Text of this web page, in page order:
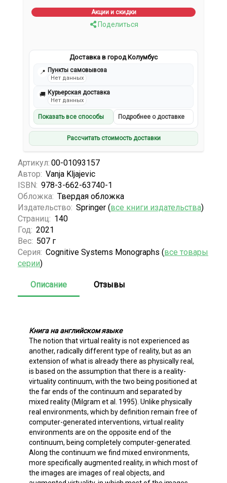
Акции и скидки
Поделиться
Доставка в город Колумбус
📍 Пункты самовывоза
Нет данных
🚚 Курьерская доставка
Нет данных
Показать все способы Подробнее о доставке
Рассчитать стоимость доставки
Артикул: 00-01093157
Автор: Vanja Kljajevic
ISBN: 978-3-662-63740-1
Обложка: Твердая обложка
Издательство: Springer (все книги издательства)
Страниц: 140
Год: 2021
Вес: 507 г
Серия: Cognitive Systems Monographs (все товары
серии)
Описание Отзывы
Книга на английском языке
The notion that virtual reality is not experienced as
another, radically different type of reality, but as an
extension of what is already there as physically real,
is based on the assumption that there is a reality-
virtuality continuum, with the two being positioned at
the far ends of the continuum and separated by
mixed reality (Milgram et al. 1995). Unlike physically
real environments, which by definition remain free of
computer-generated interventions, virtual reality
environments are on the opposite end of the
continuum, being completely computer-generated.
Along the continuum we find mixed environments,
more specifically augmented reality, in which most of
the images are images of real objects, and